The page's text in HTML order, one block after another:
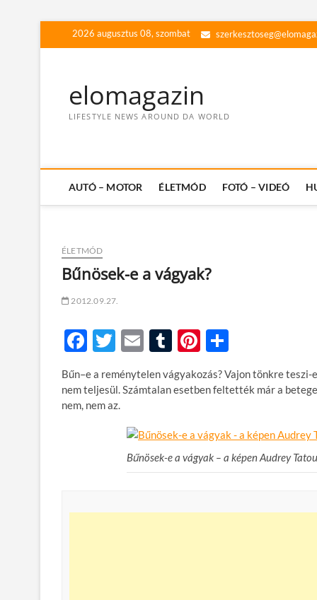
2026 augusztus 08, szombat
elomagazin
LIFESTYLE NEWS AROUND DA WORLD
AUTÓ – MOTOR ÉLETMÓD FOTÓ – VIDEÓ
ÉLETMÓD
Bűnösek-e a vágyak?
2012.09.27.
F
e
b
T
w
itt
er
E
m
ail
T
u
m
r
Pi
nt
er
t
ss
za
e
g
Bűn–e a reménytelen vágyakozás? Vajon tönkre
nem teljesül. Számtalan esetben feltették már a
nem, nem az.
Bűnösek-e a vágyak – a képen Audrey Tatou